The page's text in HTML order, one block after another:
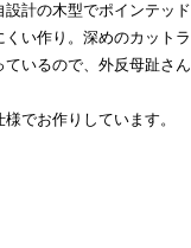
計の木型でポインテッド
い作り。深めのカットラ
いるので、外反母趾さん
でお作りしています。